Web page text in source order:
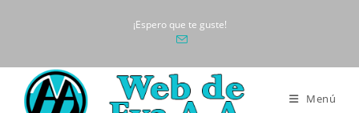
¡Espero que te guste!
Menú